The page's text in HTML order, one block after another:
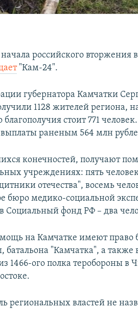
российского вторжения
"Кам-24".
губернатора Камчатки
1128 жителей региона,
стоит 771 человек.
раненым 564 млн
конечностей, получают
учреждениях: пять
отечества", восемь
бюро медико-социальной
Социальный фонд РФ – два
на Камчатке имеют право
батальона "Камчатка", а также
1466-ого полка теробороны в
региональных властей не